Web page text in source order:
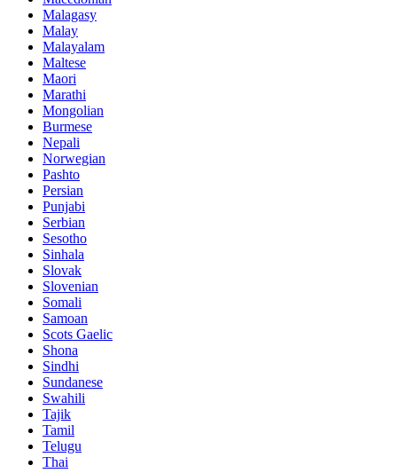
Malagasy
Malay
Malayalam
Maltese
Maori
Marathi
Mongolian
Burmese
Nepali
Norwegian
Pashto
Persian
Punjabi
Serbian
Sesotho
Sinhala
Slovak
Slovenian
Somali
Samoan
Scots Gaelic
Shona
Sindhi
Sundanese
Swahili
Tajik
Tamil
Telugu
Thai